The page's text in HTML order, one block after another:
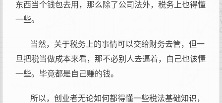
东西当个钱包去用，那么除了公司法外，税务上也得懂
一些。
当然，关于税务上的事情可以交给财务去管，但一
旦把税当做成本来看，那不必别人去逼着，自己也该懂
一些。毕竟都是自己赚的钱。
所以，创业者无论如何都得懂一些税法基础知识，